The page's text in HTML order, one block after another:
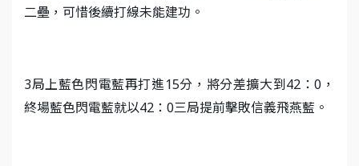
二壘，可惜後續打線未能建功。
3局上藍色閃電藍再打進15分，將分差擴大到42：0，
終場藍色閃電藍就以42：0三局提前擊敗信義飛燕藍。